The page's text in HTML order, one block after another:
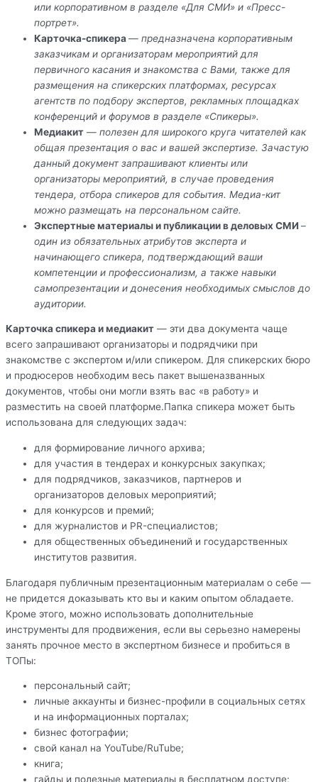
или корпоративном в разделе «Для СМИ» и «Пресс-
портрет».
Карточка-спикера— предназначена корпоративным
заказчикам и организаторам мероприятий для
первичного касания и знакомства с Вами, также для
размещения на спикерских платформах, ресурсах
агентств по подбору экспертов, рекламных площадках
конференций и форумов в разделе «Спикеры».
Медиакит — полезен для широкого круга читателей как
общая презентация о вас и вашей экспертизе. Зачастую
данный документ запрашивают клиенты или
организаторы мероприятий, в случае проведения
тендера, отбора спикеров для события. Медиа-кит
можно размещать на персональном сайте.
Экспертные материалы и публикации в деловых СМИ–
один из обязательных атрибутов эксперта и
начинающего спикера, подтверждающий ваши
компетенции и профессионализм, а также навыки
самопрезентации и донесения необходимых смыслов до
аудитории.
Карточка спикера и медиакит — эти два документа чаще
всего запрашивают организаторы и подрядчики при
знакомстве с экспертом и/или спикером. Для спикерских бюро
и продюсеров необходим весь пакет вышеназванных
документов, чтобы они могли взять вас «в работу» и
разместить на своей платформе.Папка спикера может быть
использована для следующих задач:
для формирование личного архива;
для участия в тендерах и конкурсных закупках;
для подрядчиков, заказчиков, партнеров и
организаторов деловых мероприятий;
для конкурсов и премий;
для журналистов и PR-специалистов;
для общественных объединений и государственных
институтов развития.
Благодаря публичным презентационным материалам о себе —
не придется доказывать кто вы и каким опытом обладаете.
Кроме этого, можно использовать дополнительные
инструменты для продвижения, если вы серьезно намерены
занять прочное место в экспертном бизнесе и пробиться в
ТОПы:
персональный сайт;
личные аккаунты и бизнес-профили в социальных сетях
и на информационных порталах;
бизнес фотографии;
свой канал на YouTube/RuTube;
книга;
гайды и полезные материалы в бесплатном доступе;